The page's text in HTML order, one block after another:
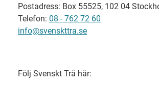
Postadress: Box 55525, 102 04
Telefon: 08 - 762 72 60
info@svenskttra.se
Följ Svenskt Trä här: